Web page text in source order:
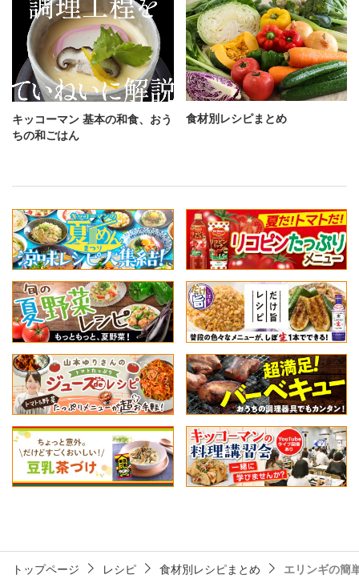
キッコーマン 基本の和食、おう
ちの和ごはん
食材別レシピまとめ
トップページ レシピ 食材別レシピまとめ エリンギの簡